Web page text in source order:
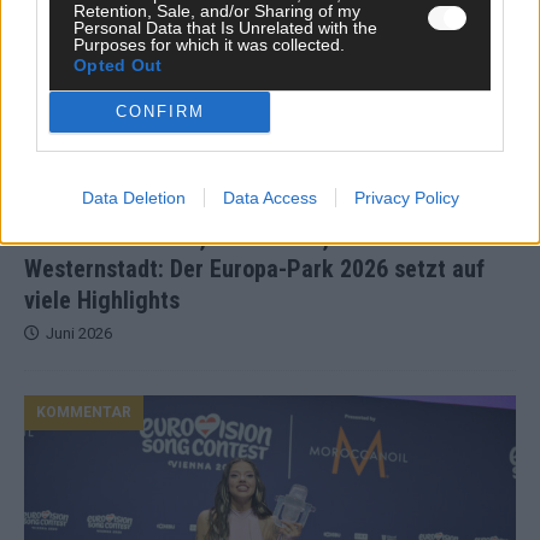
Retention, Sale, and/or Sharing of my
Personal Data that Is Unrelated with the
Purposes for which it was collected.
Opted Out
CONFIRM
Data Deletion Data Access Privacy Policy
Neue Themenwelt, neues Café, neue
Westernstadt: Der Europa-Park 2026 setzt auf
viele Highlights
Juni 2026
KOMMENTAR